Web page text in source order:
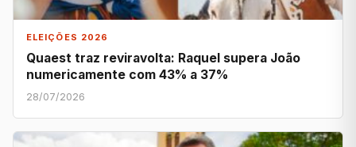
ELEIÇÕES 2026
Quaest traz reviravolta: Raquel supera João
numericamente com 43% a 37%
28/07/2026